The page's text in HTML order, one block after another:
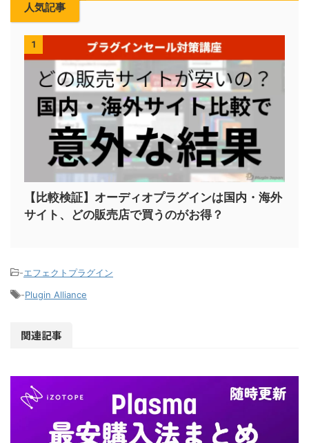
人気記事
1
【比較検証】オーディオプラグインは国内・海外
サイト、どの販売店で買うのがお得？
-エフェクトプラグイン
-Plugin Alliance
関連記事